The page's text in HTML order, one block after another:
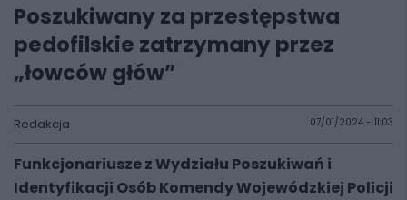
Poszukiwany za przestępstwa
pedofilskie zatrzymany przez
„łowców głów”
Redakcja 07/01/2024 - 11:03
Funkcjonariusze z Wydziału Poszukiwań i
Identyfikacji Osób Komendy Wojewódzkiej Policji